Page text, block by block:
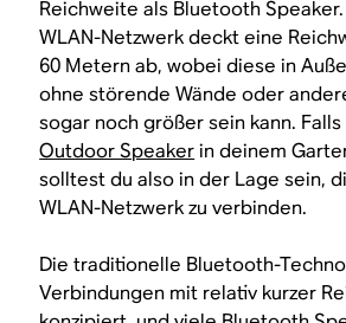
Reichweite als Bluetooth
WLAN-Netzwerk deckt eine
60 Metern ab, wobei diese in
ohne störende Wände oder
sogar noch größer sein kann.
Outdoor Speakerin deinem
solltest du also in der Lage sein,
WLAN-Netzwerk zu verbinden.
Die traditionelle Bluetooth-
Verbindungen mit relativ kurzer